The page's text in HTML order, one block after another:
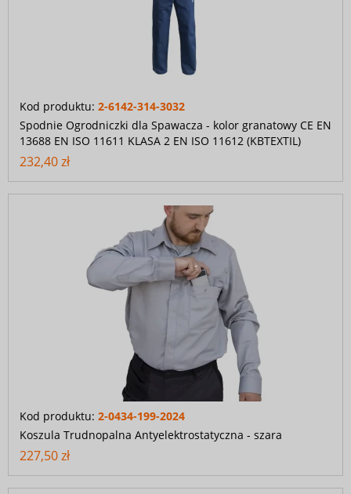
Kod produktu: 2-6142-314-3032
Spodnie Ogrodniczki dla Spawacza - kolor granatowy CE EN
13688 EN ISO 11611 KLASA 2 EN ISO 11612 (KBTEXTIL)
232,40 zł
Kod produktu: 2-0434-199-2024
Koszula Trudnopalna Antyelektrostatyczna - szara
227,50 zł